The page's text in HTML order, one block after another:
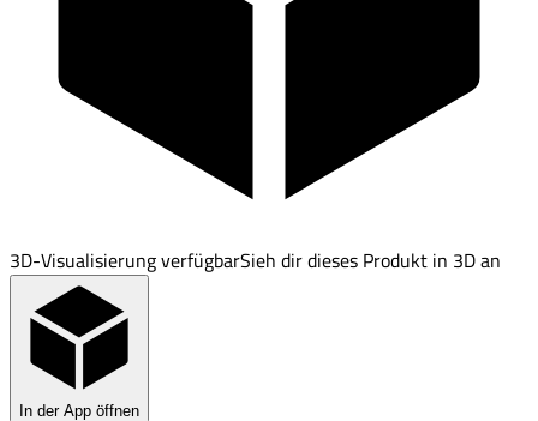
3D-Visualisierung verfügbarSieh dir dieses Produkt in 3D an
In der App öffnen